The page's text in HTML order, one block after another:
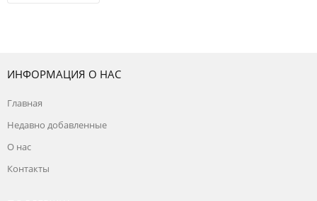
ИНФОРМАЦИЯ О НАС
Главная
Недавно добавленные
О нас
Контакты